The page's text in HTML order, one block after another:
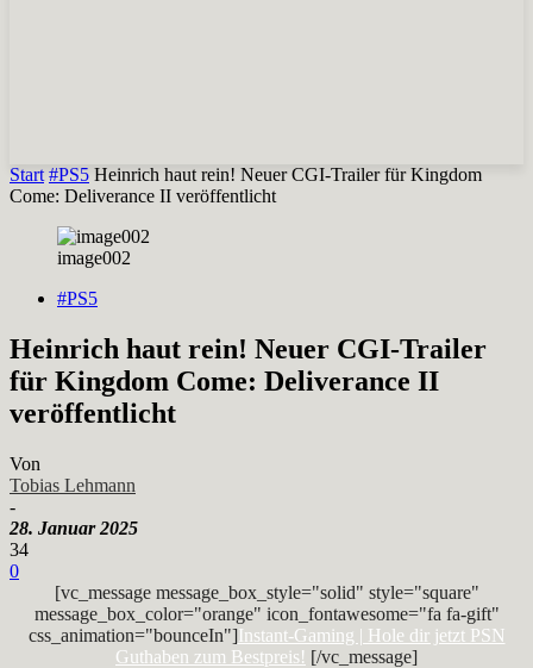
Start #PS5 Heinrich haut rein! Neuer CGI-Trailer für Kingdom
Come: Deliverance II veröffentlicht
image002
#PS5
Heinrich haut rein! Neuer CGI-Trailer
für Kingdom Come: Deliverance II
veröffentlicht
Von
Tobias Lehmann
-
28. Januar 2025
34
0
[vc_message message_box_style="solid" style="square"
message_box_color="orange" icon_fontawesome="fa fa-gift"
css_animation="bounceIn"]Instant-Gaming | Hole dir jetzt PSN
Guthaben zum Bestpreis! [/vc_message]